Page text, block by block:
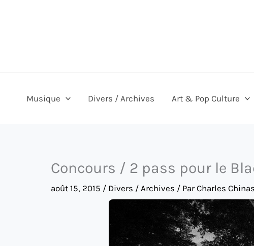
Musique Divers / Archives Art & Pop Culture
Concours / 2 pass pour le
août 15, 2015 / Divers / Archives / ParCharles